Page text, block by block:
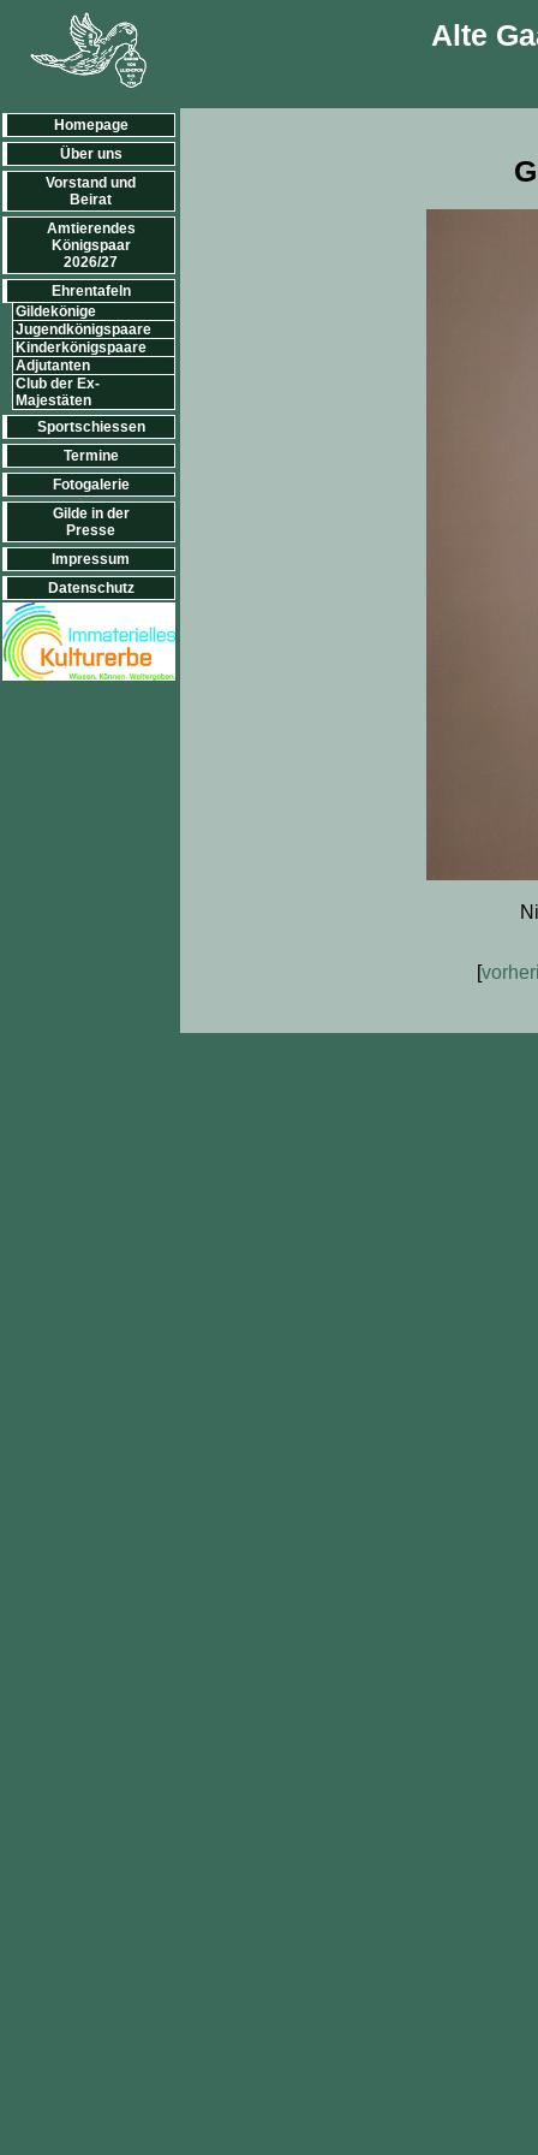
Alte
Homepage
Über uns
Vorstand und
Beirat
Amtierendes
Königspaar
2026/27
Ehrentafeln
Gildekönige
Jugendkönigspaare
Kinderkönigspaare
Adjutanten
Club der Ex-
Majestäten
Sportschiessen
Termine
Fotogalerie
Gilde in der
Presse
Impressum
Datenschutz
[